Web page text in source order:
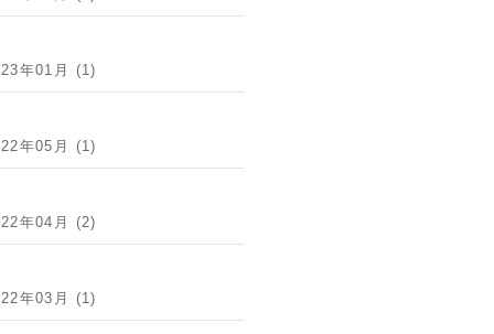
年01月 (1)
年05月 (1)
年04月 (2)
年03月 (1)